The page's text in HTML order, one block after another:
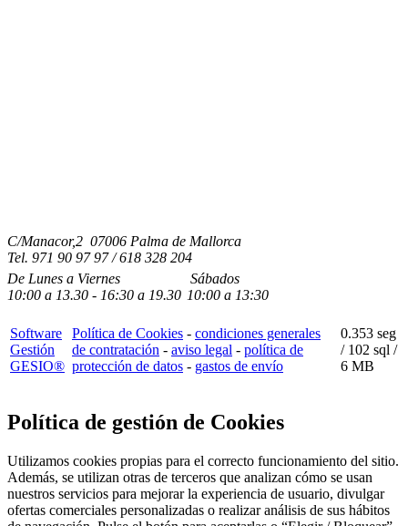
C/Manacor,2 07006 Palma de Mallorca
Tel. 971 90 97 97 / 618 328 204
De Lunes a Viernes
10:00 a 13.30 - 16:30 a 19.30
Sábados
10:00 a 13:30
Software
Gestión
GESIO®
Política de Cookies - condiciones generales
de contratación - aviso legal - política de
protección de datos - gastos de envío
0.353 seg
/ 102 sql /
6 MB
Política de gestión de Cookies
Utilizamos cookies propias para el correcto funcionamiento del sitio.
Además, se utilizan otras de terceros que analizan cómo se usan
nuestros servicios para mejorar la experiencia de usuario, divulgar
ofertas comerciales personalizadas o realizar análisis de sus hábitos